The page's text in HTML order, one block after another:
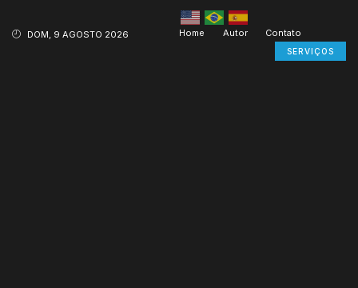
DOM, 9 AGOSTO 2026 Home Autor Contato
SERVIÇOS